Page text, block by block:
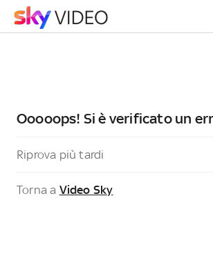
Ooooops! Si è verificato un
Riprova più tardi
Torna a Video Sky